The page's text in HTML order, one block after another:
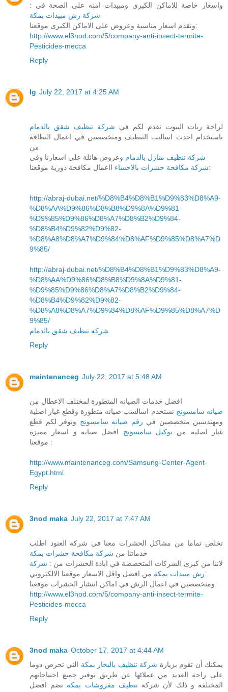
واسعار خاصة للاماكن الكبرى ومبيدات امنه على الصحة في :
شركة رش مبيدات بمكة
ونقدم اسعار مناسبة وعروض على الاماكن الكبرى موقعنا:
http://www.el3nod.com/5/company-anti-insect-termite-
Pesticides-mecca
Reply
lg July 22, 2017 at 4:25 AM
لراحة ربات البيوت نقدم لكم في شركة تنظيف شقق بالدمام
باستخدام احدث اساليب التنظيف ومتخصصين في اعمال النظافة
من
شركة تنظيف منازل بالدمام وعروض هائلة على اسعارنا وفي
شركة مكافحة حشرات بالاحساءااعمال مكافحة دورية موقعنا:
http://abraj-dubai.net/%D8%B4%D8%B1%D9%83%D8%A9-
%D8%AA%D9%86%D8%B8%D9%8A%D9%81-
%D9%85%D9%86%D8%A7%D8%B2%D9%84-
%D8%B4%D9%82%D9%82-
%D8%A8%D8%A7%D9%84%D8%AF%D9%85%D8%A7%D
9%85/
http://abraj-dubai.net/%D8%B4%D8%B1%D9%83%D8%A9-
%D8%AA%D9%86%D8%B8%D9%8A%D9%81-
%D9%85%D9%86%D8%A7%D8%B2%D9%84-
%D8%B4%D9%82%D9%82-
%D8%A8%D8%A7%D9%84%D8%AF%D9%85%D8%A7%D
9%85/
شركة تنظيف شقق بالدمام
Reply
maintenanceg July 22, 2017 at 5:48 AM
افضل خدمات الصيانه المتطورة لمختلف الاعطال من
صيانه سامسونج نستخدم اسالسب صيانه متطورة وقطع غيار اصلية
ومهندسين متخصصين في رقم صيانه سامسونج ونوفر لكم قطع
غيار اصلية من توكيل سامسونج افضل صيانه و اسعار مميزة
موقعنا :
http://www.maintenanceg.com/Samsung-Center-Agent-
Egypt.html
Reply
3nod maka July 22, 2017 at 7:47 AM
تخلص تماما من مشاكل الحشرات معنا في شركة العنود اطلب
خدماتنا من شركة مكافحة حشرات بمكة
لاننا من كبرى الشركات المتخصصة في ابادة الحشرات من : شركة
رش مبيدات بمكةمن افضل واقل الاسعار موقعنا الالكتروني:
ومتخصصين في اعمال الرش في اماكن انتشار الحشرات موقعنا:
http://www.el3nod.com/5/company-anti-insect-termite-
Pesticides-mecca
Reply
3nod maka October 17, 2017 at 4:44 AM
يمكنك أن تقوم بزيارة شركة تنظيف بالبخار بمكة التي تحرص دوما
على راحة العديد من عملائها عن طريق توفير جميع احتياجاتهم
المختلفة و ذلك لأن شركةتنظيف مفروشات بمكة تضم افضل